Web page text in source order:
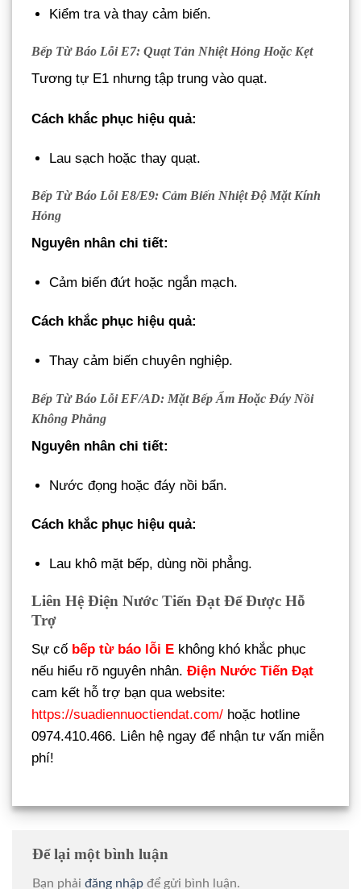
Kiểm tra và thay cảm biến.
Bếp Từ Báo Lỗi E7: Quạt Tản Nhiệt Hỏng Hoặc Kẹt
Tương tự E1 nhưng tập trung vào quạt.
Cách khắc phục hiệu quả:
Lau sạch hoặc thay quạt.
Bếp Từ Báo Lỗi E8/E9: Cảm Biến Nhiệt Độ Mặt Kính
Hỏng
Nguyên nhân chi tiết:
Cảm biến đứt hoặc ngắn mạch.
Cách khắc phục hiệu quả:
Thay cảm biến chuyên nghiệp.
Bếp Từ Báo Lỗi EF/AD: Mặt Bếp Ẩm Hoặc Đáy Nồi
Không Phẳng
Nguyên nhân chi tiết:
Nước đọng hoặc đáy nồi bẩn.
Cách khắc phục hiệu quả:
Lau khô mặt bếp, dùng nồi phẳng.
Liên Hệ Điện Nước Tiến Đạt Để Được Hỗ
Trợ
Sự cố bếp từ báo lỗi E không khó khắc phục
nếu hiểu rõ nguyên nhân. Điện Nước Tiến Đạt
cam kết hỗ trợ bạn qua website:
https://suadiennuoctiendat.com/ hoặc hotline
0974.410.466. Liên hệ ngay để nhận tư vấn miễn
phí!
Để lại một bình luận
Bạn phải đăng nhập để gửi bình luận.